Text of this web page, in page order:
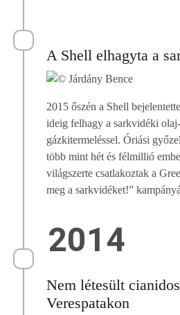
A Shell elhagyta a
2015 őszén a Shell
ideig felhagy a sarkvidéki
gázkitermeléssel. Óriási
több mint hét és félmillió
világszerte csatlakoztak a
meg a sarkvidéket!”
2014
Nem létesült
Verespatakon